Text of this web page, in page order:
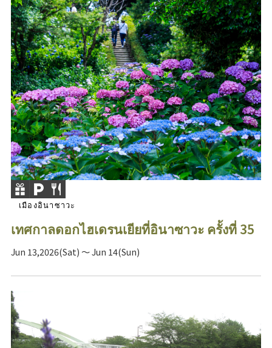
เมืองอินาซาวะ
เทศกาลดอกไฮเดรนเยียที่อินาซาวะ ครั้งที่ 35
Jun 13,2026(Sat) ～ Jun 14(Sun)